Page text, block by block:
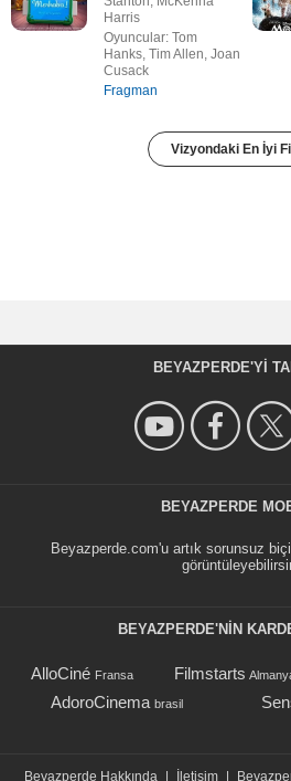
Harris
Oyuncular: Tom
Hanks, Tim Allen, Joan
Cusack
Fragman
Vizyondaki En İyi
BEYAZPERDE'YI
BEYAZPERDE
Beyazperde.com'u artık sorunsuz
BEYAZPERDE'NIN
AlloCiné Fransa Filmstarts
AdoroCinema brasil
Beyazperde Hakkında İletişim